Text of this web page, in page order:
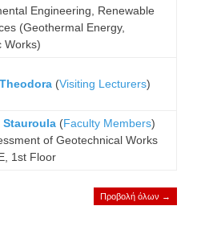
Engineering, Renewable
(Geothermal Energy,
Works)
(Visiting Lecturers)
(Faculty Members)
of Geotechnical Works
1st Floor
Προβολή όλων →